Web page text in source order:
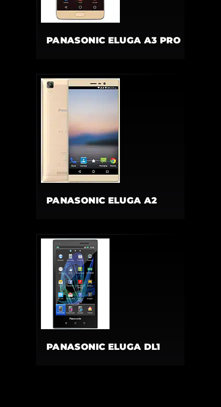
PANASONIC ELUGA A3 PRO
PANASONIC ELUGA A2
PANASONIC ELUGA DL1